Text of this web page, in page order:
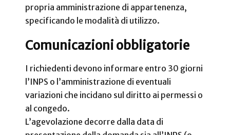
propria amministrazione di appartenenza,
specificando le modalità di utilizzo.
Comunicazioni obbligatorie
I richiedenti devono informare entro 30 giorni
l’INPS o l’amministrazione di eventuali
variazioni che incidano sul diritto ai permessi o
al congedo.
L’agevolazione decorre dalla data di